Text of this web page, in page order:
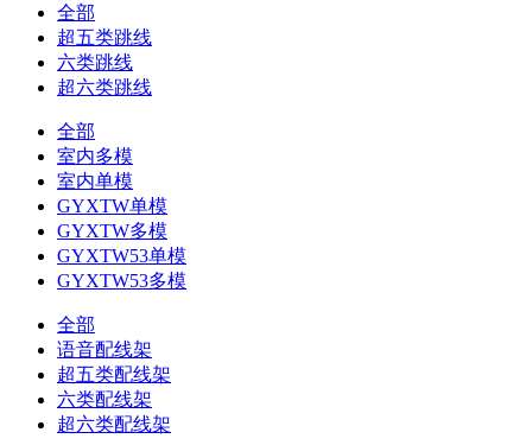
全部
超五类跳线
六类跳线
超六类跳线
全部
室内多模
室内单模
GYXTW单模
GYXTW多模
GYXTW53单模
GYXTW53多模
全部
语音配线架
超五类配线架
六类配线架
超六类配线架